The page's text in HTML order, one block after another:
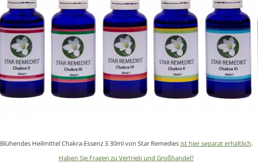
Blühendes HeilmittelChakra-Essenz 330ml von Star Remedies ist hier separat erhältlich.
Haben Sie Fragen zu Vertrieb und Großhandel?